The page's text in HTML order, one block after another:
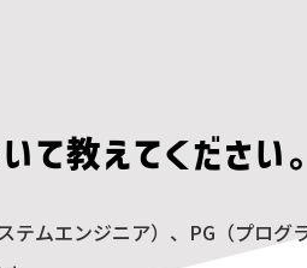
て教えてください。
テムエンジニア）、PG（プロ